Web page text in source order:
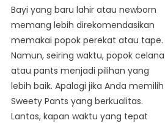
Bayi yang baru lahir atau newborn
memang lebih direkomendasikan
memakai popok perekat atau tape.
Namun, seiring waktu, popok celana
atau pants menjadi pilihan yang
lebih baik. Apalagi jika Anda memilih
Sweety Pants yang berkualitas.
Lantas, kapan waktu yang tepat